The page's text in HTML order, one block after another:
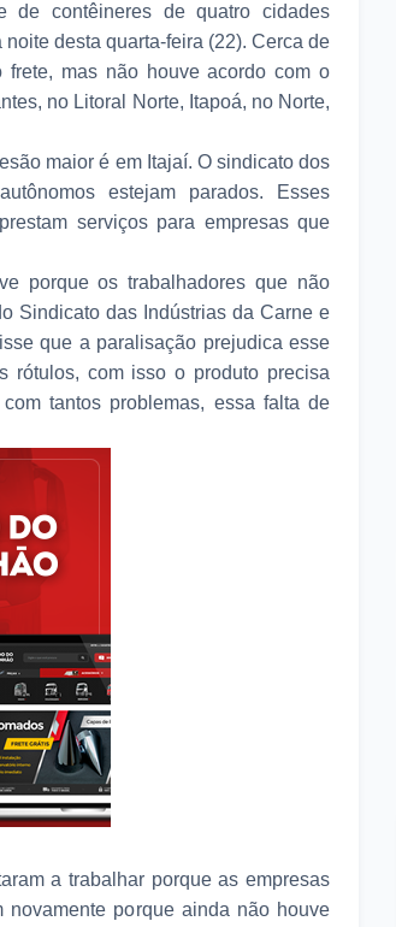
de contêineres de quatro cidades
desta quarta-feira (22). Cerca de
mas não houve acordo com o
no Litoral Norte, Itapoá, no Norte,
maior é em Itajaí. O sindicato dos
estejam parados. Esses
serviços para empresas que
porque os trabalhadores que não
Sindicato das Indústrias da Carne e
que a paralisação prejudica esse
rótulos, com isso o produto precisa
tantos problemas, essa falta de
a trabalhar porque as empresas
novamente porque ainda não houve